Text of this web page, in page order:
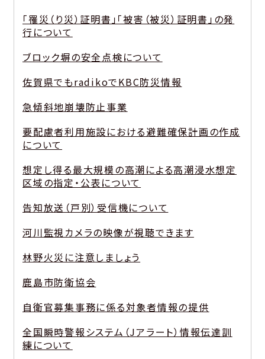
「罹災（り災）証明書」「被害（被災）証明書」の発
行について
ブロック塀の安全点検について
佐賀県でもradikoでKBC防災情報
急傾斜地崩壊防止事業
要配慮者利用施設における避難確保計画の作成
について
想定し得る最大規模の高潮による高潮浸水想定
区域の指定・公表について
告知放送（戸別）受信機について
河川監視カメラの映像が視聴できます
林野火災に注意しましょう
鹿島市防衛協会
自衛官募集事務に係る対象者情報の提供
全国瞬時警報システム（Jアラート）情報伝達訓
練について